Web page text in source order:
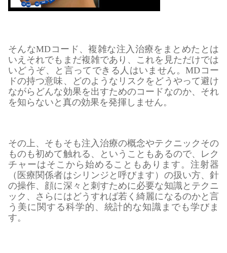
そんなMDコード、複雑な注入治療をまとめたとは
いえそれでもまだ複雑であり、これを見ただけでは
いどうぞ、と言ってできる人はいません。MDコー
ドの持つ意味、どのようなリスクをどうやって避け
ながらどんな効果を出すためのコードなのか、それ
を知らないと真の効果を発揮しません。
その上、そもそも注入治療の概念やテクニックその
ものも初めて触れる、ということもあるので、レク
チャーはそこから始めることもあります。注射器
（医療関係者はシリンジと呼びます）の扱い方、針
の操作、顔に深々と刺すために必要な知識とテクニ
ック、さらにはどうすれば若く綺麗になるのかと言
う美に関する科学的、統計的な知識までも学びま
す。